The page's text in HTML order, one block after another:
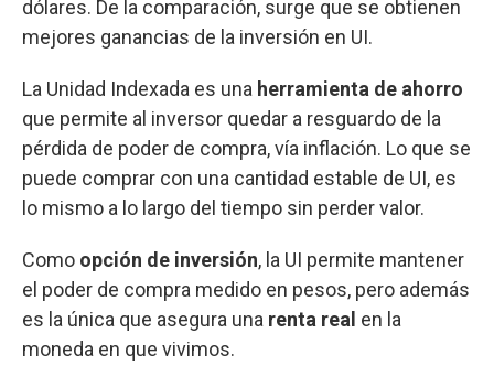
dólares. De la comparación, surge que se obtienen
mejores ganancias de la inversión en UI.
La Unidad Indexada es una herramienta de ahorro
que permite al inversor quedar a resguardo de la
pérdida de poder de compra, vía inflación. Lo que se
puede comprar con una cantidad estable de UI, es
lo mismo a lo largo del tiempo sin perder valor.
Como opción de inversión, la UI permite mantener
el poder de compra medido en pesos, pero además
es la única que asegura una renta real en la
moneda en que vivimos.